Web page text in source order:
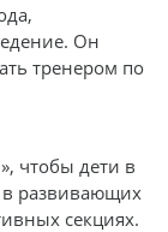
Он
тренером по
чтобы дети в
в развивающих
секциях.